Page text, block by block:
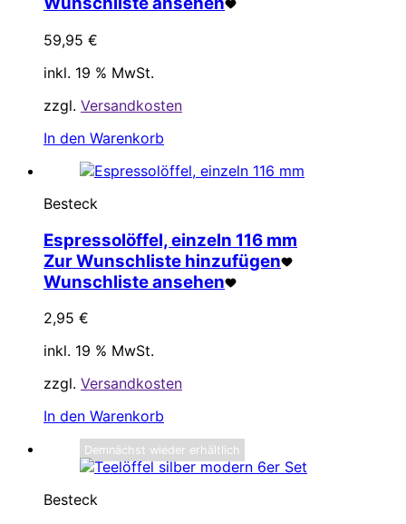
59,95 €
inkl. 19 % MwSt.
zzgl. Versandkosten
In den Warenkorb
Besteck
Espressolöffel, einzeln 116 mm
Zur Wunschliste hinzufügen
Wunschliste ansehen
2,95 €
inkl. 19 % MwSt.
zzgl. Versandkosten
In den Warenkorb
Demnächst wieder erhältlich
Besteck